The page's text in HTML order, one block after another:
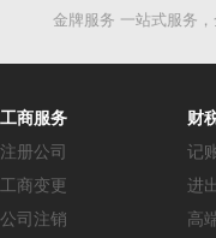
金牌服务 一站式服务
工商服务
注册公司
工商变更
公司注销
财
记
进
高